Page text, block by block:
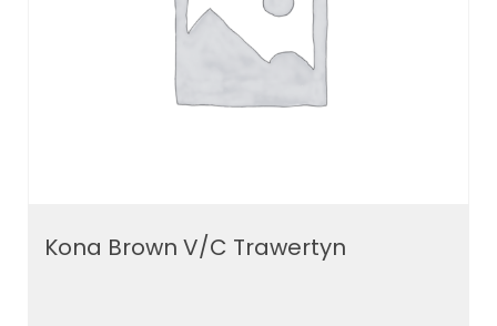
Kona Brown V/C Trawertyn